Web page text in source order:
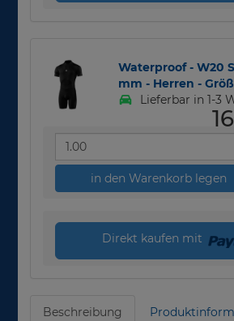
Waterproof - W20
mm - Herren -
Lieferbar in 1-3
in den Warenkorb legen
Direkt kaufen mit
Beschreibung